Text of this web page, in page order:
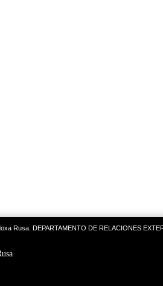
Rusa. DEPARTAMENTO DE RELACIONES